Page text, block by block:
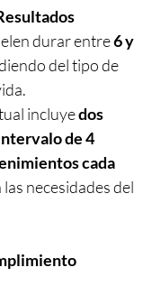
durar entre6 y
del tipo de
incluyedos
de 4
cada
las necesidades del